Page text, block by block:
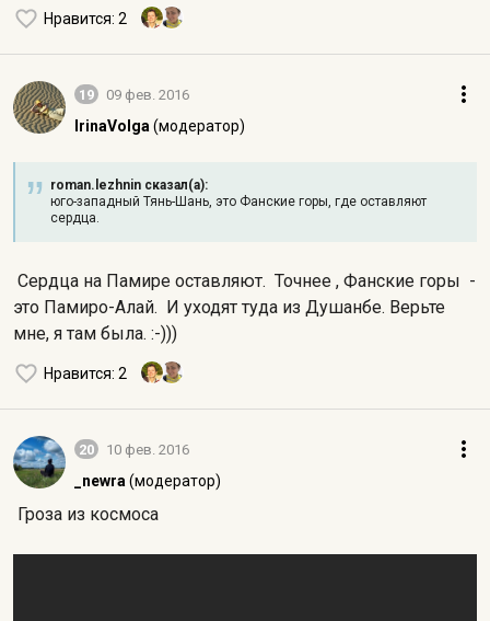
Нравится: 2
19 09 фев. 2016
IrinaVolga (модератор)
roman.lezhnin сказал(а):
юго-западный Тянь-Шань, это Фанские горы, где оставляют
сердца.
Сердца на Памире оставляют. Точнее , Фанские горы -
это Памиро-Алай. И уходят туда из Душанбе. Верьте
мне, я там была. :-)))
Нравится: 2
20 10 фев. 2016
_newra (модератор)
Гроза из космоса